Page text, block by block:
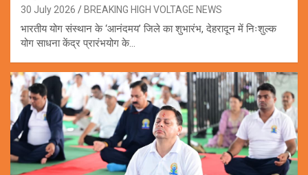
30 July 2026 BREAKING HIGH VOLTAGE NEWS
भारतीय योग संस्थान के ‘आनंदमय’ जिले का शुभारंभ, देहरादून में निःशुल्क
योग साधना केंद्र प्रारंभयोग के…